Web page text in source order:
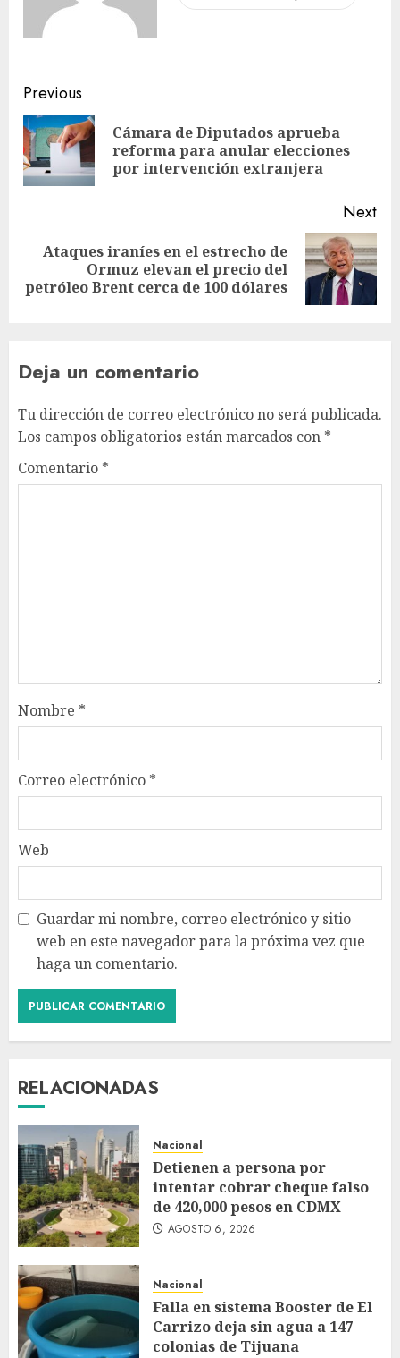
Previous
Cámara de Diputados aprueba
reforma para anular elecciones
por intervención extranjera
Next
Ataques iraníes en el estrecho de
Ormuz elevan el precio del
petróleo Brent cerca de 100 dólares
Deja un comentario
Tu dirección de correo electrónico no será publicada.
Los campos obligatorios están marcados con *
Comentario *
Nombre *
Correo electrónico *
Web
Guardar mi nombre, correo electrónico y sitio
web en este navegador para la próxima vez que
haga un comentario.
RELACIONADAS
Nacional
Detienen a persona por
intentar cobrar cheque falso
de 420,000 pesos en CDMX
AGOSTO 6, 2026
Nacional
Falla en sistema Booster de El
Carrizo deja sin agua a 147
colonias de Tijuana